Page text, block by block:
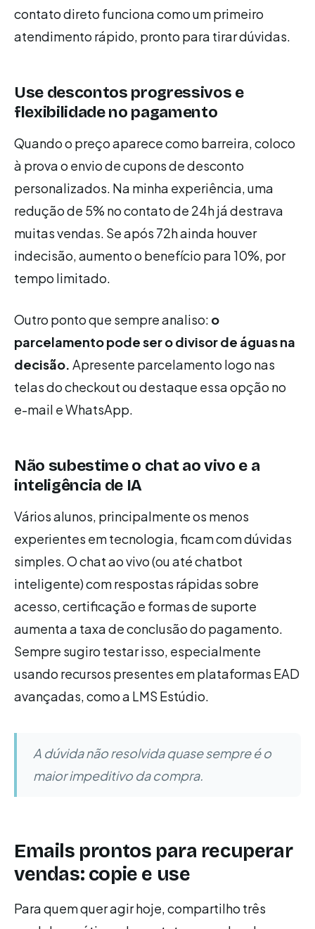
contato direto funciona como um primeiro
atendimento rápido, pronto para tirar dúvidas.
Use descontos progressivos e
flexibilidade no pagamento
Quando o preço aparece como barreira, coloco
à prova o envio de cupons de desconto
personalizados. Na minha experiência, uma
redução de 5% no contato de 24h já destrava
muitas vendas. Se após 72h ainda houver
indecisão, aumento o benefício para 10%, por
tempo limitado.
Outro ponto que sempre analiso: o
parcelamento pode ser o divisor de águas na
decisão. Apresente parcelamento logo nas
telas do checkout ou destaque essa opção no
e-mail e WhatsApp.
Não subestime o chat ao vivo e a
inteligência de IA
Vários alunos, principalmente os menos
experientes em tecnologia, ficam com dúvidas
simples. O chat ao vivo (ou até chatbot
inteligente) com respostas rápidas sobre
acesso, certificação e formas de suporte
aumenta a taxa de conclusão do pagamento.
Sempre sugiro testar isso, especialmente
usando recursos presentes em plataformas EAD
avançadas, como a LMS Estúdio.
A dúvida não resolvida quase sempre é o
maior impeditivo da compra.
Emails prontos para recuperar
vendas: copie e use
Para quem quer agir hoje, compartilho três